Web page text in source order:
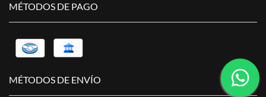
MÉTODOS DE PAGO
MÉTODOS DE ENVÍO